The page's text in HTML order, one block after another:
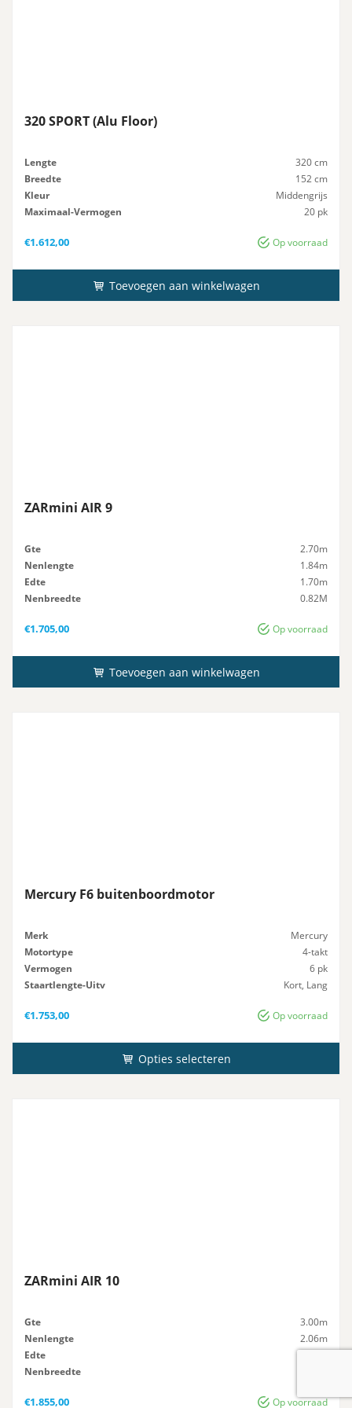
320 SPORT (Alu Floor)
Lengte
320 cm
Breedte
152 cm
Kleur
Middengrijs
Maximaal-Vermogen
20 pk
Op voorraad
€1.612,00
Toevoegen aan winkelwagen
ZARmini AIR 9
Gte
2.70m
Nenlengte
1.84m
Edte
1.70m
Nenbreedte
0.82M
Op voorraad
€1.705,00
Toevoegen aan winkelwagen
Mercury F6 buitenboordmotor
Merk
Mercury
Motortype
4-takt
Vermogen
6 pk
Staartlengte-Uitv
Kort, Lang
Op voorraad
€1.753,00
Opties selecteren
ZARmini AIR 10
Gte
3.00m
Nenlengte
2.06m
Edte
Nenbreedte
Op voorraad
€1.855,00